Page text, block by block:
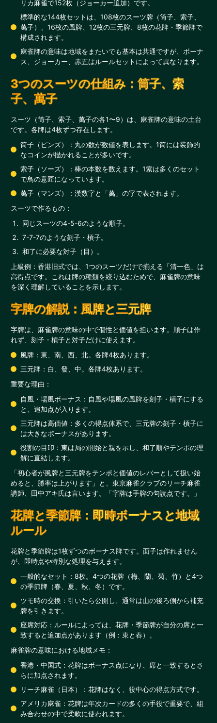
リカ麻雀で152枚（ジョーカー追加）です。
標準的な144枚セットは、108枚のスーツ牌（筒子、索子、
萬子）、16枚の風牌、12枚の三元牌、8枚の花牌・季節牌で
構成されます。
麻雀牌の意味は地域をまたいでも基本は共通ですが、ボーナ
ス、ジョーカー、赤五はルールセットによって異なります。
3つのスーツの仕組み：筒子、索
子、萬子
スーツ（筒子、索子、萬子の各1〜9）は、麻雀牌の意味の土台
です。各牌は4枚ずつ存在します。
筒子（ピンズ）：丸の数が数値を表します。1筒には装飾的
なコインが描かれることが多いです。
索子（ソーズ）：棒の本数を数えます。1索は多くのセット
で鳥の意匠になっています。
萬子（マンズ）：漢数字と「萬」の字で表されます。
スーツで作るもの：
同じスーツの4-5-6のような順子。
7-7-7のような刻子・槓子。
和了に必要な対子（目）。
上級例：香港旧式では、1つのスーツだけで揃える「清一色」は
高得点です。これは牌の種類を絞り込むためで、麻雀牌の意味
を深く理解していることを示します。
字牌の解説：風牌と三元牌
字牌は、麻雀牌の意味の中で個性と価値を担います。順子は作
れず、刻子・槓子と対子だけに使えます。
風牌：東、南、西、北。各牌4枚あります。
三元牌：白、發、中。各牌4枚あります。
重要な理由：
自風・場風ボーナス：自風や場風の風牌を刻子・槓子にする
と、追加点が入ります。
三元牌は高価値：多くの得点体系で、三元牌の刻子・槓子に
は大きなボーナスがあります。
役割の目印：東は局の開始と親を示し、和了順やテンポの理
解に直結します。
「初心者が風牌と三元牌をテンポと価値のレバーとして扱い始
めると、勝率は上がります」と、東京麻雀クラブのリーチ麻雀
講師、田中アキ氏は言います。「字牌は手牌の句読点です。」
花牌と季節牌：即時ボーナスと地域
ルール
花牌と季節牌は1枚ずつのボーナス牌です。面子は作れません
が、即時点や特別な処理を与えます。
一般的なセット：8枚。4つの花牌（梅、蘭、菊、竹）と4つ
の季節牌（春、夏、秋、冬）です。
ツモ時の交換：引いたら公開し、通常は山の後ろ側から補充
牌を引きます。
座席対応：ルールによっては、花牌・季節牌が自分の席と一
致すると追加点があります（例：東と春）。
麻雀牌の意味における地域メモ：
香港・中国式：花牌はボーナス点になり、席と一致するとさ
らに加点されます。
リーチ麻雀（日本）：花牌はなく、役中心の得点方式です。
アメリカ麻雀：花牌は年次カードの多くの手役で重要で、組
み合わせの中で柔軟に使われます。